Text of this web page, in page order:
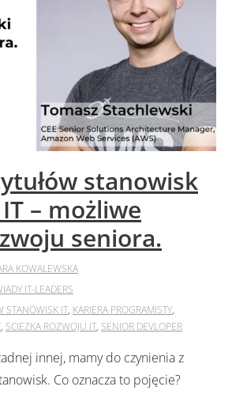
stanowisk
– możliwe
seniora.
KOWALEWSKA
IT-LEADERS
STANOWISK IT, KARIERA PROGRAMISTY,
, SCIEZKA ROZWOJU IT, SENIOR DEVLOPER
innej, mamy do czynienia z
Co oznacza to pojęcie?